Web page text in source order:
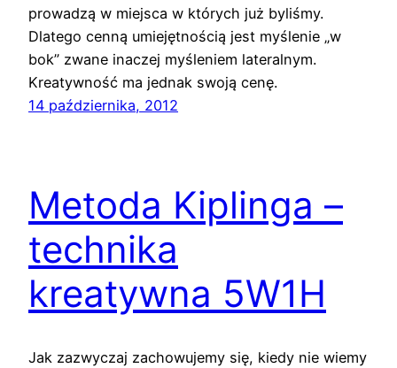
prowadzą w miejsca w których już byliśmy.
Dlatego cenną umiejętnością jest myślenie „w
bok” zwane inaczej myśleniem lateralnym.
Kreatywność ma jednak swoją cenę.
14 października, 2012
Metoda Kiplinga –
technika
kreatywna 5W1H
Jak zazwyczaj zachowujemy się, kiedy nie wiemy